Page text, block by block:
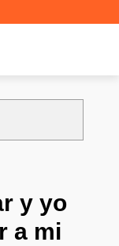
y yo
a mi